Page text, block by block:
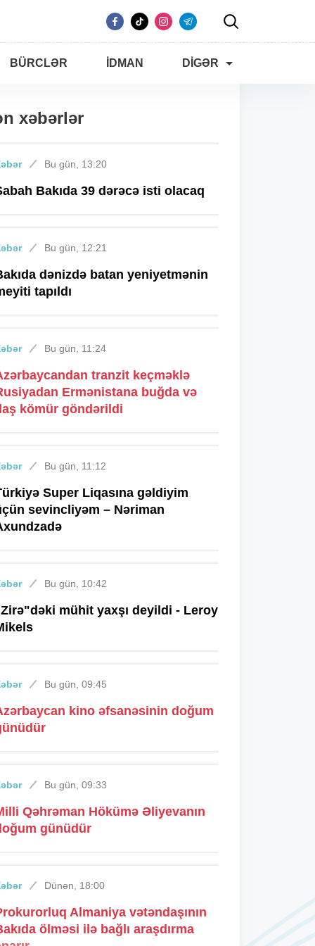
BÜRCLƏR İDMAN DIGƏR
xəbərlər
Bu gün, 13:20
Bakıda 39 dərəcə isti olacaq
Bu gün, 12:21
dənizdə batan yeniyetmənin
tapıldı
Bu gün, 11:24
tranzit keçməklə
Ermənistana buğda və
kömür göndərildi
Bu gün, 11:12
Super Liqasına gəldiyim
sevincliyəm – Nəriman
Bu gün, 10:42
mühit yaxşı deyildi - Leroy
Bu gün, 09:45
kino əfsanəsinin doğum
Bu gün, 09:33
Qəhrəman Hökümə Əliyevanın
günüdür
Dünən, 18:00
Almaniya vətəndaşının
ölməsi ilə bağlı araşdırma